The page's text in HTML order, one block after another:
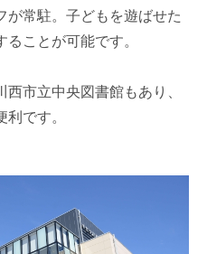
が常駐。子どもを遊ばせた
ことが可能です。
市立中央図書館もあり、
です。